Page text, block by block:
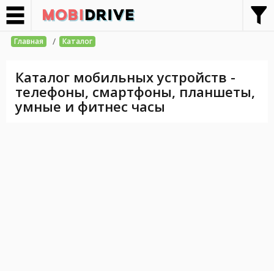
Главная / Каталог
Каталог мобильных устройств -
телефоны, смартфоны, планшеты,
умные и фитнес часы